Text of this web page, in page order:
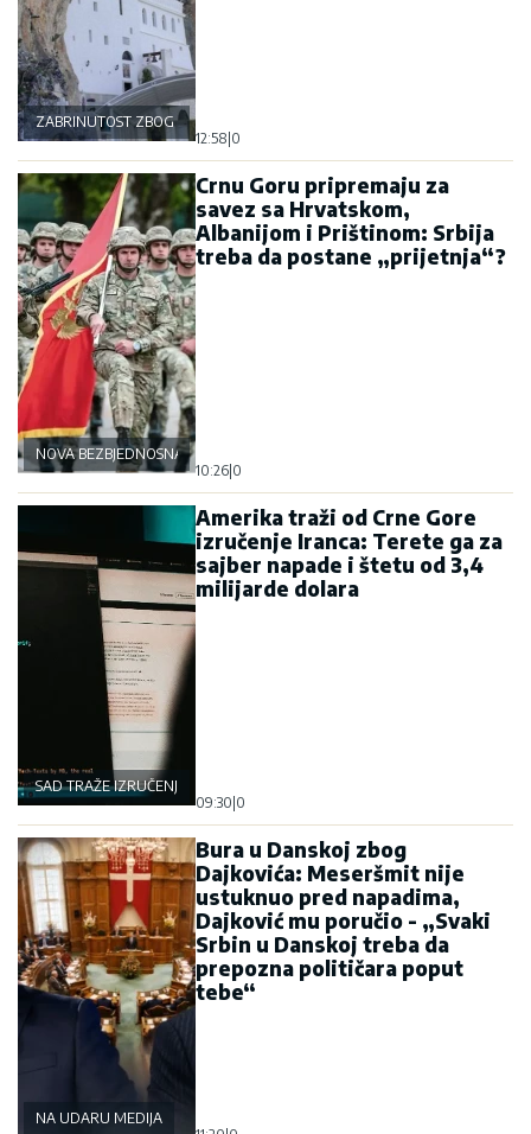
ZABRINUTOST ZBOG OSTROGA
12:58 0
NOVA BEZBJEDNOSNA OSOVINA
Crnu Goru pripremaju za
savez sa Hrvatskom,
Albanijom i Prištinom: Srbija
treba da postane „prijetnja“?
10:26 0
SAD TRAŽE IZRUČENJE
Amerika traži od Crne Gore
izručenje Iranca: Terete ga za
sajber napade i štetu od 3,4
milijarde dolara
09:30 0
NA UDARU MEDIJA
Bura u Danskoj zbog
Dajkovića: Meseršmit nije
ustuknuo pred napadima,
Dajković mu poručio - „Svaki
Srbin u Danskoj treba da
prepozna političara poput
tebe“